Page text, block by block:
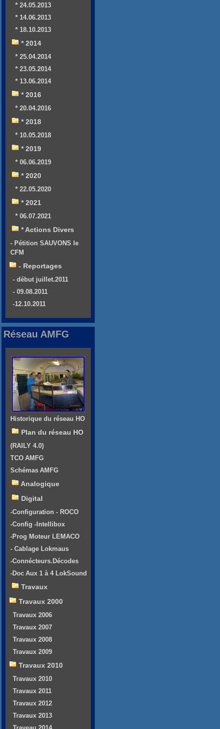
* 24.05.2013
* 14.06.2013
* 18.10.2013
* 2014
* 25.04.2014
* 23.05.2014
* 13.06.2014
* 2016
* 20.04.2016
* 2018
* 10.05.2018
* 2019
* 06.06.2019
* 2020
* 22.05.2020
* 2021
* 06.07.2021
* Actions Divers
- Pétition SAUVONS le
CFM
- Reportages
- début juillet.2011
- 09.08.2011
-12.10.2011
Réseau AMFG
Historique du réseau HO
Plan du réseau HO
(RAILY 4.0)
TCO AMFG
Schémas AMFG
Analogique
Digital
-Configuration - ROCO
-Config -Intellibox
-Prog Moteur LEMACO
- Cablage Lokmaus
-Connécteurs.Décodes
-Doc Aux 1 à 4 LokSound
Travaux
Travaux 2000
Travaux 2006
Travaux 2007
Travaux 2008
Travaux 2009
Travaux 2010
Travaux 2010
Travaux 2011
Travaux 2012
Travaux 2013